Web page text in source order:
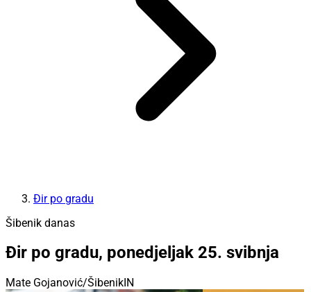
Đir po gradu
Šibenik danas
Đir po gradu, ponedjeljak 25. svibnja
Mate Gojanović/ŠibenikIN